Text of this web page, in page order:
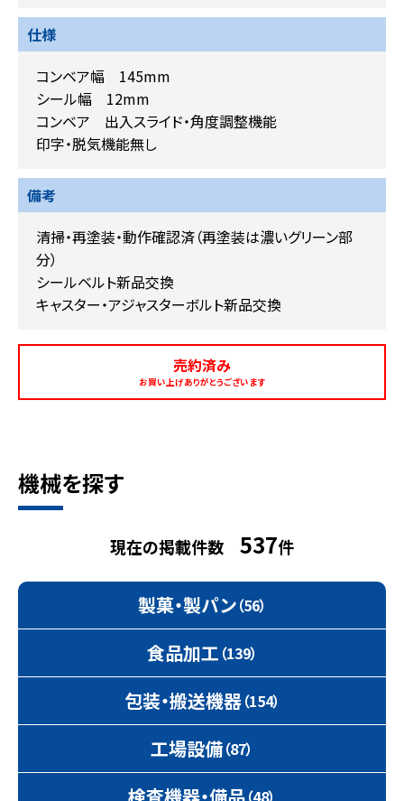
仕様
コンベア幅 145mm
シール幅 12mm
コンベア 出入スライド・角度調整機能
印字・脱気機能無し
備考
清掃・再塗装・動作確認済（再塗装は濃いグリーン部
分）
シールベルト新品交換
キャスター・アジャスターボルト新品交換
売約済み
お買い上げありがとうございます
機械を探す
現在の掲載件数 537件
製菓・製パン（56）
食品加工 （139）
包装・搬送機器（154）
工場設備（87）
（48）